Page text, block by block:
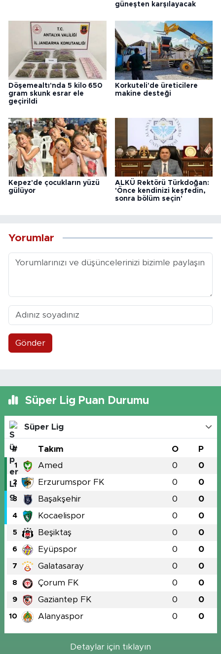
güneşten karşılayacak
Döşemealtı'nda 5 kilo 650
gram skunk esrar ele
geçirildi
Korkuteli'de üreticilere
makine desteği
Kepez'de çocukların yüzü
gülüyor
ALKÜ Rektörü Türkdoğan:
'Önce kendinizi keşfedin,
sonra bölüm seçin'
Yorumlar
Gönder
Süper Lig Puan Durumu
Süper Lig
# Takım O P
1 Amed 0 0
2 Erzurumspor FK 0 0
3 Başakşehir 0 0
4 Kocaelispor 0 0
5 Beşiktaş 0 0
6 Eyüpspor 0 0
7 Galatasaray 0 0
8 Çorum FK 0 0
9 Gaziantep FK 0 0
10 Alanyaspor 0 0
Detaylar için tıklayın